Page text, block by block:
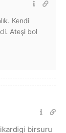
Kendi
Ateşi bol
birsuru